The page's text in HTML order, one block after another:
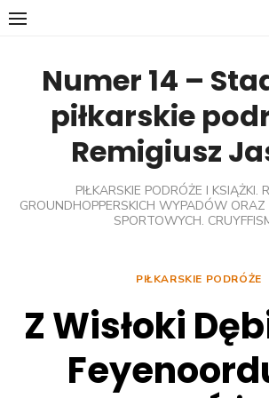
Skip
Numer 14 –
piłkarskie
Remigiusz
PIŁKARSKIE PODRÓŻE I KSIĄŻKI.
GROUNDHOPPERSKICH WYPADÓW ORAZ
SPORTOWYCH.
PIŁKARSKIE PODRÓŻE
Z Wisłoki